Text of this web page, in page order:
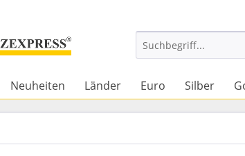
Neuheiten Länder Euro Silber